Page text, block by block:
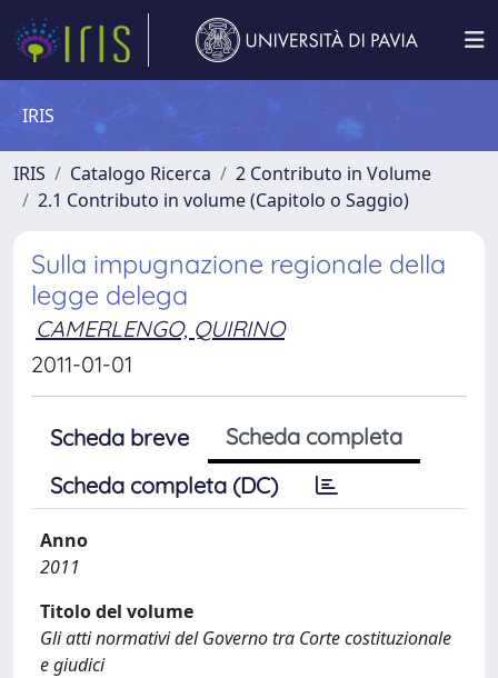
IRIS
IRIS Catalogo Ricerca
2 Contributo in Volume
2.1 Contributo in volume (Capitolo o Saggio)
Sulla impugnazione regionale della
legge delega
CAMERLENGO, QUIRINO
2011-01-01
Scheda breve
Scheda completa
Scheda completa (DC)
Anno
2011
Titolo del volume
Gli atti normativi del Governo tra Corte costituzionale
e giudici